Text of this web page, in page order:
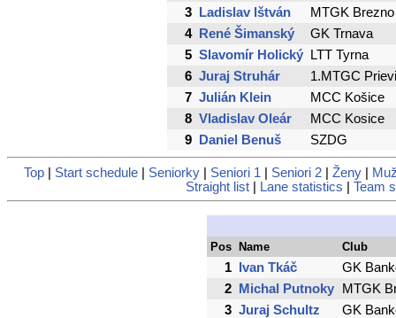
3
Ladislav Ištván
MTGK Brezno
4
René Šimanský
GK Trnava
5 Slavomír Holický
LTT Tyrna
6 Juraj Struhár
1.MTGC
7 Julián Klein
MCC Košice
8 Vladislav Oleár
MCC Kosice
9
Daniel Benuš SZDG
Top| Start schedule| Seniorky| Seniori 1 Seniori 2| Ženy|
Straight list
Lane statistics Team
Pos Name Club
1 Ivan Tkáč
GK
2
Michal Putnoky
MTGK
3 Juraj Schultz
GK